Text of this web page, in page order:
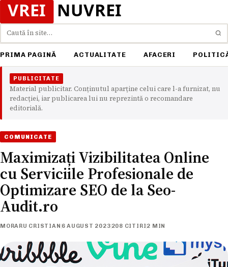
Caută
PRIMA PAGINĂ ACTUALITATE AFACERI
PUBLICITATE
Material publicitar. Conținutul aparține celui care l-a furnizat, nu
redacției, iar publicarea lui nu reprezintă o recomandare
editorială.
COMUNICATE
Maximizați Vizibilitatea Online
cu Serviciile Profesionale de
Optimizare SEO de la Seo-
Audit.ro
MORARU CRISTIAN 6 AUGUST 2023 208 CITIRI 2 MIN